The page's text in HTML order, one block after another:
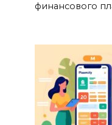
финансового